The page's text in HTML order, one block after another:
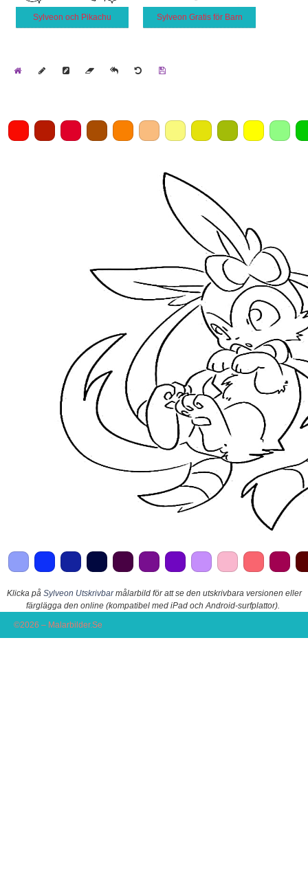
Sylveon och Pikachu Sylveon Gratis för Barn
Klicka på Sylveon Utskrivbarmålarbild för att se den utskrivbara versionen eller
färglägga den online (kompatibel med iPad och Android-surfplattor).
©2026 – Malarbilder.Se